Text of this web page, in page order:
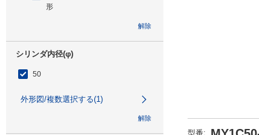
形
解除
シリンダ内径(φ)
50
外形図/複数選択する(1)
解除
型番: